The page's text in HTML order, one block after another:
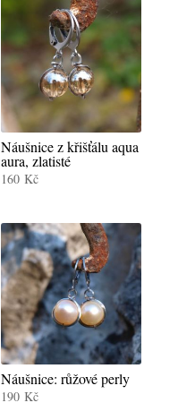
Náušnice z křišťálu aqua
aura, zlatisté
160 Kč
Náušnice: růžové perly
190 Kč